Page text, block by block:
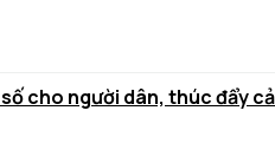
cho người dân, thúc đẩy